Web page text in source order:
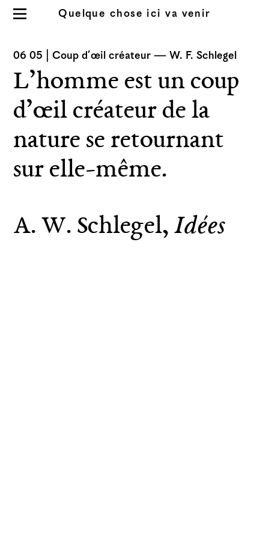
Quelque chose ici va venir
06 05 |Coup d’œil créateur —W. F. Schlegel
L’homme est un coup
d’œil créateur de la
nature se retournant
sur elle-même.
A. W. Schlegel,Idées
À propos du site
Informations
Index